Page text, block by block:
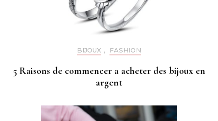
BIJOUX , FASHION
5 Raisons de commencer a acheter des bijoux en
argent